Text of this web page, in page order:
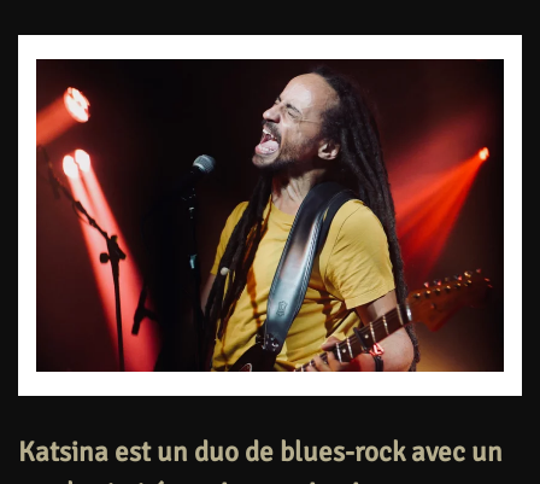
Katsina est un duo de blues-rock avec un